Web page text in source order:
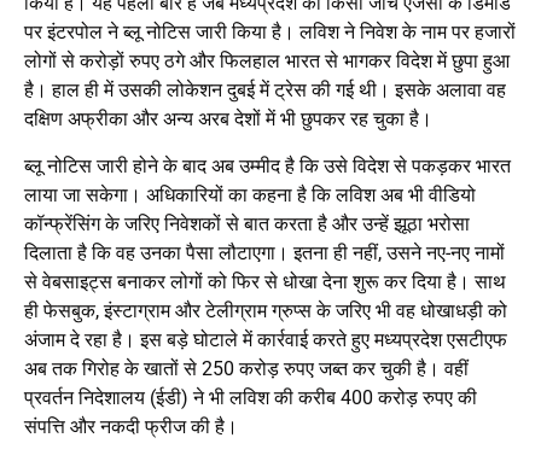
पर इंटरपोल ने ब्लू नोटिस जारी किया है। लविश ने निवेश के नाम पर हजारों
लोगों से करोड़ों रुपए ठगे और फिलहाल भारत से भागकर विदेश में छुपा हुआ
है। हाल ही में उसकी लोकेशन दुबई में ट्रेस की गई थी। इसके अलावा वह
दक्षिण अफ्रीका और अन्य अरब देशों में भी छुपकर रह चुका है।
ब्लू नोटिस जारी होने के बाद अब उम्मीद है कि उसे विदेश से पकड़कर भारत
लाया जा सकेगा। अधिकारियों का कहना है कि लविश अब भी वीडियो
कॉन्फ्रेंसिंग के जरिए निवेशकों से बात करता है और उन्हें झूठा भरोसा
दिलाता है कि वह उनका पैसा लौटाएगा। इतना ही नहीं, उसने नए-नए नामों
से वेबसाइट्स बनाकर लोगों को फिर से धोखा देना शुरू कर दिया है। साथ
ही फेसबुक, इंस्टाग्राम और टेलीग्राम ग्रुप्स के जरिए भी वह धोखाधड़ी को
अंजाम दे रहा है। इस बड़े घोटाले में कार्रवाई करते हुए मध्यप्रदेश एसटीएफ
अब तक गिरोह के खातों से 250 करोड़ रुपए जब्त कर चुकी है। वहीं
प्रवर्तन निदेशालय (ईडी) ने भी लविश की करीब 400 करोड़ रुपए की
संपत्ति और नकदी फ्रीज की है।